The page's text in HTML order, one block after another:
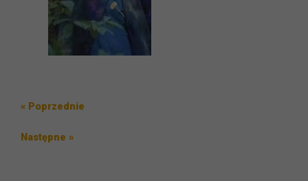
Nawigacja
Poprzedni
« Poprzednie
Następny
Następne »